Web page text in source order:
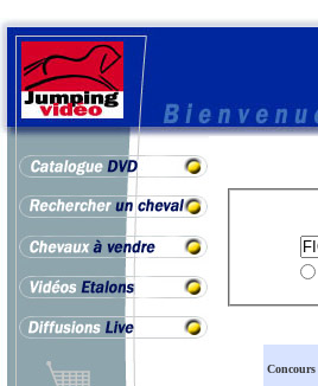
Concours